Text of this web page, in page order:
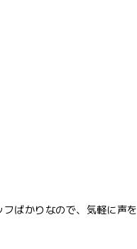
ばかりなので、気軽に声を